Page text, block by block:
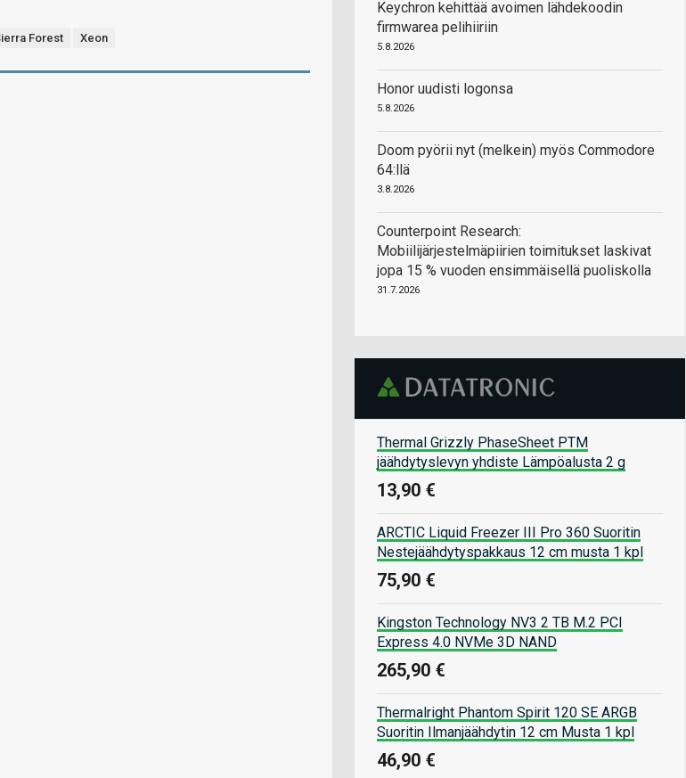
Forest Xeon
Keychron kehittää avoimen lähdekoodin
firmwarea pelihiiriin
5.8.2026
Honor uudisti logonsa
5.8.2026
Doom pyörii nyt (melkein) myös Commodore
64:llä
3.8.2026
Counterpoint Research:
Mobiilijärjestelmäpiirien toimitukset laskivat
jopa 15 % vuoden ensimmäisellä puoliskolla
31.7.2026
Thermal Grizzly PhaseSheet PTM
jäähdytyslevyn yhdiste Lämpöalusta 2 g
13,90 €
ARCTIC Liquid Freezer III Pro 360 Suoritin
Nestejäähdytyspakkaus 12 cm musta 1 kpl
75,90 €
Kingston Technology NV3 2 TB M.2 PCI
Express 4.0 NVMe 3D NAND
265,90 €
Thermalright Phantom Spirit 120 SE ARGB
Suoritin Ilmanjäähdytin 12 cm Musta 1 kpl
46,90 €